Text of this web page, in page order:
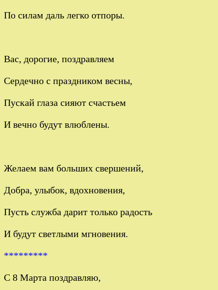
По силам даль легко отпоры.
Вас, дорогие, поздравляем
Сердечно с праздником весны,
Пускай глаза сияют счастьем
И вечно будут влюблены.
Желаем вам больших свершений,
Добра, улыбок, вдохновения,
Пусть служба дарит только радость
И будут светлыми мгновения.
*********
С 8 Марта поздравляю,